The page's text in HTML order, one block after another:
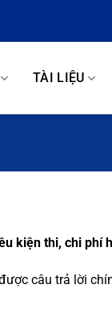
TÀI LIỆU
kiện thi, chi phí
câu trả lời